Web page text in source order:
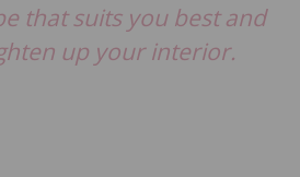
that suits you best and
up your interior.